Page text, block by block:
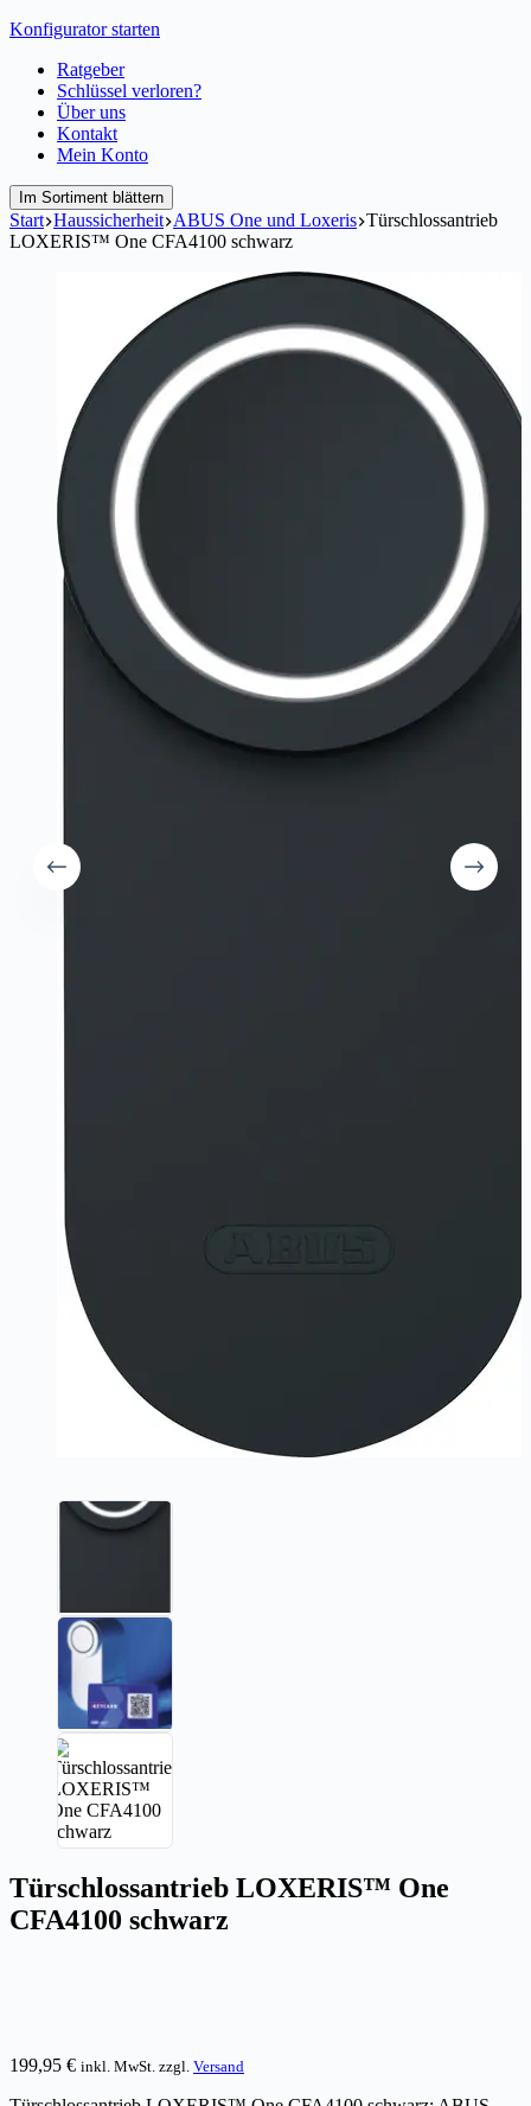
Konfigurator starten
Ratgeber
Schlüssel verloren?
Über uns
Kontakt
Mein Konto
Im Sortiment blättern
Start Haussicherheit ABUS One und Loxeris Türschlossantrieb
LOXERIS™ One CFA4100 schwarz
Türschlossantrieb LOXERIS™ One
CFA4100 schwarz
199,95 € inkl. MwSt. zzgl. Versand